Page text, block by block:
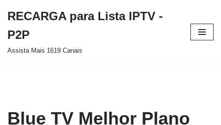
para
o
RECARGA para Lista IPTV -
P2P
Assista Mais 1619 Canais
Blue TV Melhor Plano